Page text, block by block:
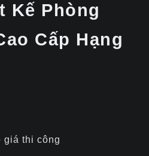
Kế Phòng
Cấp Hạng
thi công